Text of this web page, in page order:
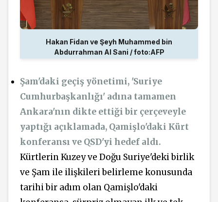
Hakan Fidan ve Şeyh Muhammed bin
Abdurrahman Al Sani / foto:AFP
Şam'daki geçiş yönetimi, 'Suriye
Cumhurbaşkanlığı' adına tamamen
Ankara'nın dikte ettiği bir çerçeveyle
yaptığı açıklamada, Qamişlo'daki Kürt
konferansı ve QSD'yi hedef aldı.
Kürtlerin Kuzey ve Doğu Suriye'deki birlik
ve Şam ile ilişkileri belirleme konusunda
tarihi bir adım olan Qamişlo'daki